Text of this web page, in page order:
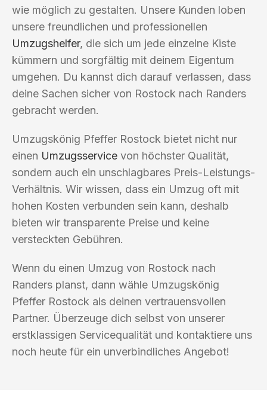
wie möglich zu gestalten. Unsere Kunden loben
unsere freundlichen und professionellen
Umzugshelfer, die sich um jede einzelne Kiste
kümmern und sorgfältig mit deinem Eigentum
umgehen. Du kannst dich darauf verlassen, dass
deine Sachen sicher von Rostock nach Randers
gebracht werden.
Umzugskönig Pfeffer Rostock bietet nicht nur
einen Umzugsservice von höchster Qualität,
sondern auch ein unschlagbares Preis-Leistungs-
Verhältnis. Wir wissen, dass ein Umzug oft mit
hohen Kosten verbunden sein kann, deshalb
bieten wir transparente Preise und keine
versteckten Gebühren.
Wenn du einen Umzug von Rostock nach
Randers planst, dann wähle Umzugskönig
Pfeffer Rostock als deinen vertrauensvollen
Partner. Überzeuge dich selbst von unserer
erstklassigen Servicequalität und kontaktiere uns
noch heute für ein unverbindliches Angebot!